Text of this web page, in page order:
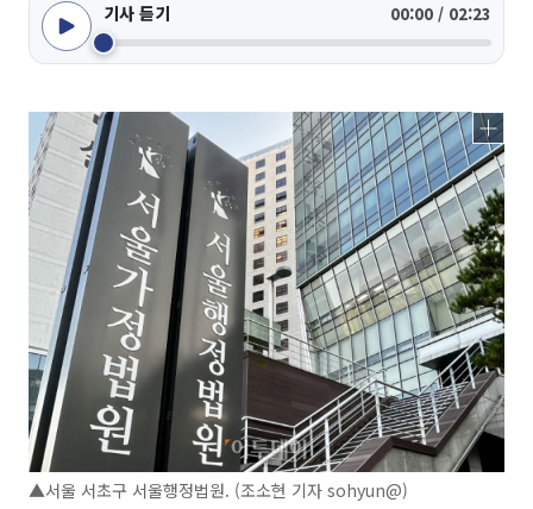
기사 듣기 00:00 / 02:23
▲서울 서초구 서울행정법원. (조소현 기자 sohyun@)